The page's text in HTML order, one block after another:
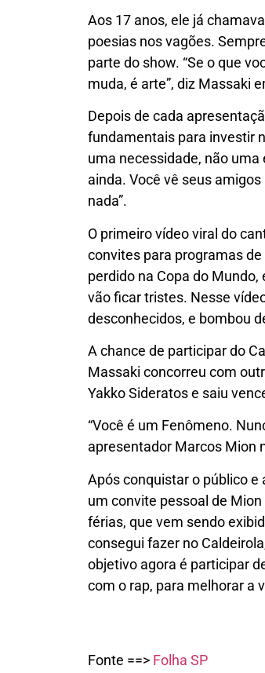
Aos 17 anos, ele já
poesias nos vagões.
parte do show. “Se o que
muda, é arte”, diz Massaki
Depois de cada
fundamentais para investir
uma necessidade, não uma
ainda. Você vê seus
nada”.
O primeiro vídeo viral do
convites para programas de
perdido na Copa do
vão ficar tristes. Nesse
desconhecidos, e bombou
A chance de participar do
Massaki concorreu com
Yakko Sideratos e saiu
“Você é um Fenômeno.
apresentador Marcos Mion
Após conquistar o público e
um convite pessoal de
férias, que vem sendo
consegui fazer no
objetivo agora é participar
com o rap, para melhorar a
Fonte ==> Folha SP